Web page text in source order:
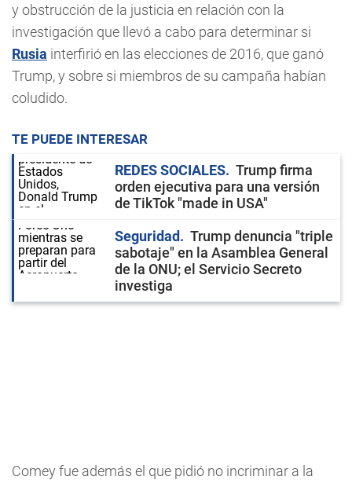
y obstrucción de la justicia en relación con la
investigación que llevó a cabo para determinar si
Rusia interfirió en las elecciones de 2016, que ganó
Trump, y sobre si miembros de su campaña habían
coludido.
TE PUEDE INTERESAR
REDES SOCIALES
Trump firma
orden ejecutiva para una versión
de TikTok "made in USA"
Seguridad
Trump denuncia "triple
sabotaje" en la Asamblea General
de la ONU; el Servicio Secreto
investiga
Comey fue además el que pidió no incriminar a la